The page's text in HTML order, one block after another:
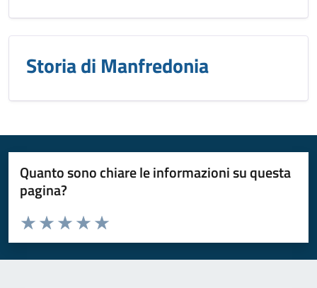
Storia di Manfredonia
Quanto sono chiare le informazioni su questa
pagina?
Valuta da 1 a 5 stelle la pagina
Valuta 5 stelle su 5
Valuta 4 stelle su 5
Valuta 3 stelle su 5
Valuta 2 stelle su 5
Valuta 1 stelle su 5